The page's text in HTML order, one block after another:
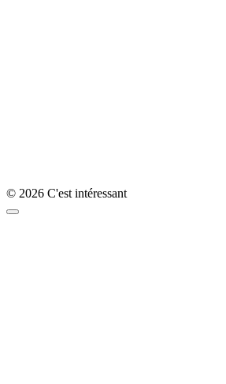
© 2026 C'est intéressant